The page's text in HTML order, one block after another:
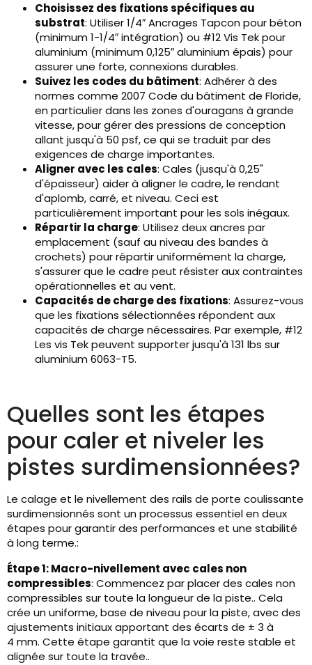
Choisissez des fixations spécifiques au
substrat: Utiliser 1/4″ Ancrages Tapcon pour béton
(minimum 1-1/4″ intégration) ou #12 Vis Tek pour
aluminium (minimum 0,125″ aluminium épais) pour
assurer une forte, connexions durables.
Suivez les codes du bâtiment: Adhérer à des
normes comme 2007 Code du bâtiment de Floride,
en particulier dans les zones d'ouragans à grande
vitesse, pour gérer des pressions de conception
allant jusqu'à 50 psf, ce qui se traduit par des
exigences de charge importantes.
Aligner avec les cales: Cales (jusqu'à 0,25"
d'épaisseur) aider à aligner le cadre, le rendant
d'aplomb, carré, et niveau. Ceci est
particulièrement important pour les sols inégaux.
Répartir la charge: Utilisez deux ancres par
emplacement (sauf au niveau des bandes à
crochets) pour répartir uniformément la charge,
s'assurer que le cadre peut résister aux contraintes
opérationnelles et au vent.
Capacités de charge des fixations: Assurez-vous
que les fixations sélectionnées répondent aux
capacités de charge nécessaires. Par exemple, #12
Les vis Tek peuvent supporter jusqu'à 131 lbs sur
aluminium 6063-T5.
Quelles sont les étapes
pour caler et niveler les
pistes surdimensionnées?
Le calage et le nivellement des rails de porte coulissante
surdimensionnés sont un processus essentiel en deux
étapes pour garantir des performances et une stabilité
à long terme.:
Étape 1: Macro-nivellement avec cales non
compressibles: Commencez par placer des cales non
compressibles sur toute la longueur de la piste.. Cela
crée un uniforme, base de niveau pour la piste, avec des
ajustements initiaux apportant des écarts de ± 3 à
4 mm. Cette étape garantit que la voie reste stable et
alignée sur toute la travée..